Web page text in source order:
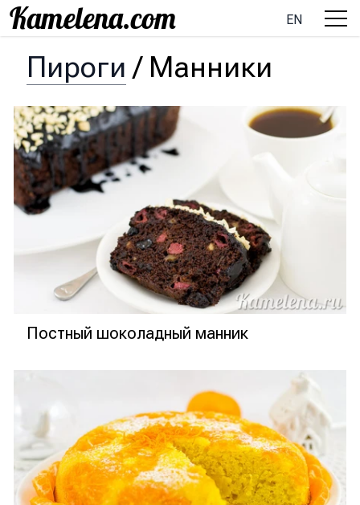
EN
Пироги / Манники
Постный шоколадный манник